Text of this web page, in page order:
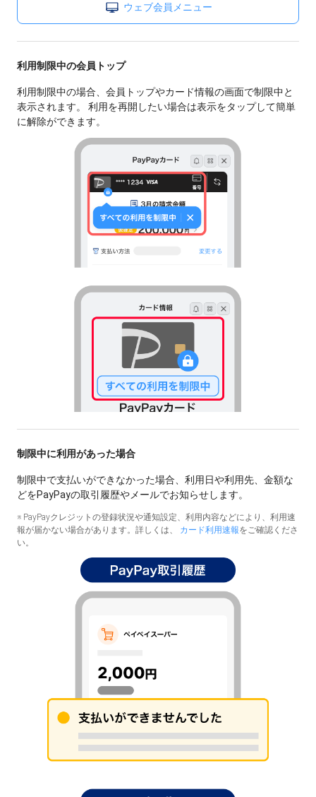
ウェブ会員メニュー
利用制限中の会員トップ
利用制限中の場合、会員トップやカード情報の画面で制限中と
表示されます。 利用を再開したい場合は表示をタップして簡単
に解除ができます。
制限中に利用があった場合
制限中で支払いができなかった場合、利用日や利用先、金額な
どをPayPayの取引履歴やメールでお知らせします。
※ PayPayクレジットの登録状況や通知設定、利用内容などにより、利用速
報が届かない場合があります。詳しくは、 カード利用速報をご確認くださ
い。